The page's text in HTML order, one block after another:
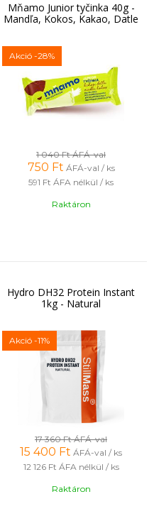
Mňamo Junior tyčinka 40g -
Mandľa, Kokos, Kakao, Datle
Akció -28%
1 040 FtÁFÁ-val
750 Ft ÁFÁ-val / ks
591 Ft ÁFA nélkül / ks
Raktáron
Hydro DH32 Protein Instant
1kg - Natural
Akció -11%
17 360 FtÁFÁ-val
15 400 Ft ÁFÁ-val / ks
12 126 Ft ÁFA nélkül / ks
Raktáron